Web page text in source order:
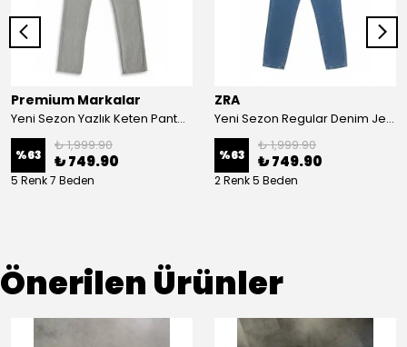
Premium Markalar
Yeni Sezon Yazlık Keten Pantalon
%63
₺ 1,999.90
₺ 749.90
5 Renk 7 Beden
ZRA
Yeni Sezon Regular Denim Jean Pantolon
%63
₺ 1,999.90
₺ 749.90
2 Renk 5 Beden
Önerilen Ürünler